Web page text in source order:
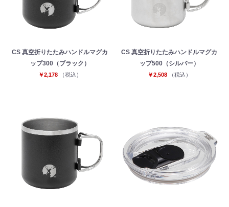
CS 真空折りたたみハンドルマグカ
ップ300（ブラック）
￥2,178 （税込）
CS 真空折りたたみハンドルマグカ
ップ500（シルバー）
￥2,508 （税込）